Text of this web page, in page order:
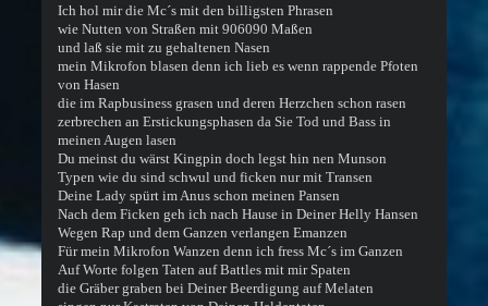
Ich hol mir die Mc´s mit den billigsten Phrasen
wie Nutten von Straßen mit 906090 Maßen
und laß sie mit zu gehaltenen Nasen
mein Mikrofon blasen denn ich lieb es wenn rappende Pfoten
von Hasen
die im Rapbusiness grasen und deren Herzchen schon rasen
zerbrechen an Erstickungsphasen da Sie Tod und Bass in
meinen Augen lasen
Du meinst du wärst Kingpin doch legst hin nen Munson
Typen wie du sind schwul und ficken nur mit Transen
Deine Lady spürt im Anus schon meinen Pansen
Nach dem Ficken geh ich nach Hause in Deiner Helly Hansen
Wegen Rap und dem Ganzen verlangen Emanzen
Für mein Mikrofon Wanzen denn ich fress Mc´s im Ganzen
Auf Worte folgen Taten auf Battles mit mir Spaten
die Gräber graben bei Deiner Beerdigung auf Melaten